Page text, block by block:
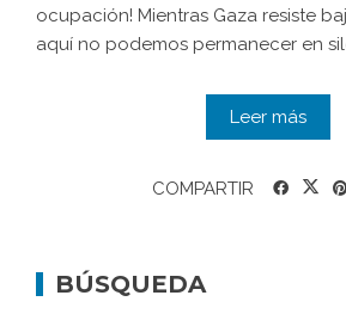
ocupación! Mientras Gaza resiste
aquí no podemos permanecer en
Leer más
COMPARTIR
BÚSQUEDA